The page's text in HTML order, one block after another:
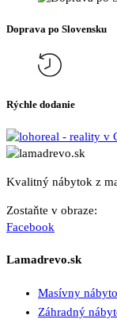
stránke
produktu.
Doprava po Slovensku
Rýchle dodanie
Kvalitný nábytok z
Zostaňte v obraze:
Facebook
Lamadrevo.sk
Masívny
Záhradný